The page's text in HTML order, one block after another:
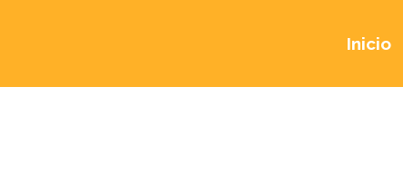
Inicio